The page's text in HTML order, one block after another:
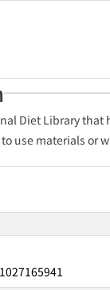
Diet Library that
use materials
1027165941